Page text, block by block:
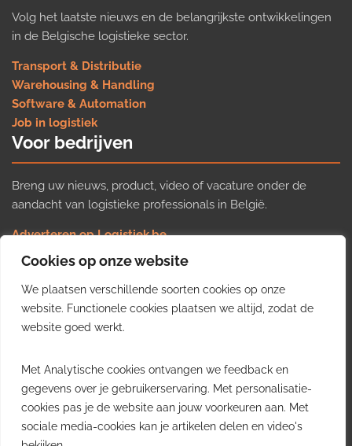
Cookies op onze website
We plaatsen verschillende soorten cookies op onze
website. Functionele cookies plaatsen we altijd, zodat de
website goed werkt.
Met Analytische cookies ontvangen we feedback en
gegevens over je gebruikerservaring. Met personalisatie-
cookies pas je de website aan jouw voorkeuren aan. Met
sociale media-cookies kan je artikelen delen en video's
Volg het laatste nieuws en de belangrijkste ontwikkelingen
in de Belgische logistieke sector.
Transport & Distributie
Warehousing & Handling
Software & Automation
Job in logistiek
Voor bedrijven
Breng uw nieuws, product, video of vacature onder de
aandacht van logistieke professionals in België.
Adverteren op Logistiek.be
Nieuws insturen
Uw video op Logistiek.TV
Job plaatsen
Gratis wekelijkse update
inzichten uit de Belgische logistieke sector in uw inbox.
Ontvang je gratis
wekelijkse update